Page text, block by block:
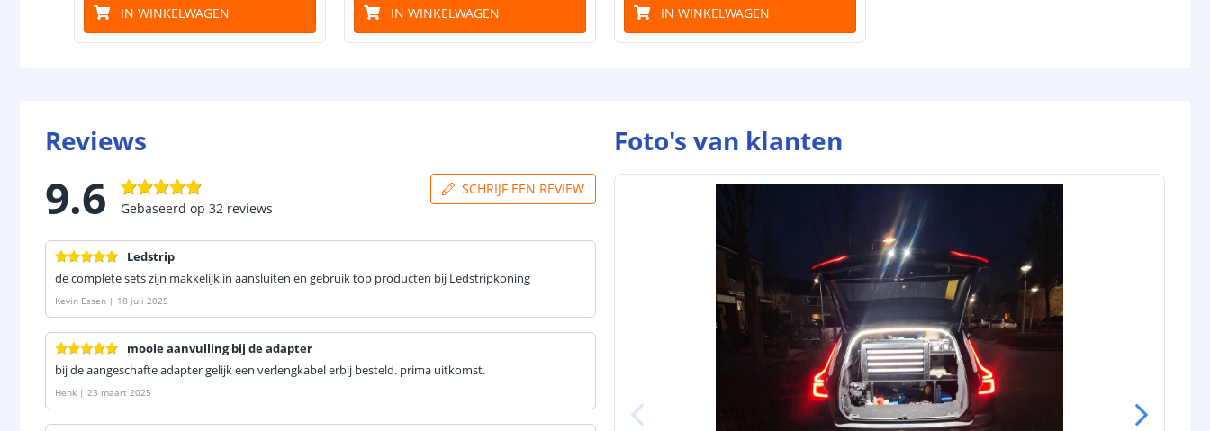
IN WINKELWAGEN IN WINKELWAGEN IN WINKELWAGEN
Reviews
9.6 Gebaseerd op 32 reviews
SCHRIJF EEN REVIEW
Ledstrip
de complete sets zijn makkelijk in aansluiten en gebruik top producten bij Ledstripkoning
Kevin Essen | 18 juli 2025
mooie aanvulling bij de adapter
bij de aangeschafte adapter gelijk een verlengkabel erbij besteld. prima uitkomst.
Henk | 23 maart 2025
Foto's van klanten